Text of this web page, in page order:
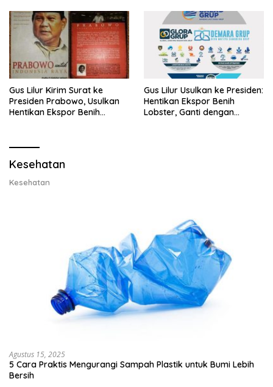
Gus Lilur Kirim Surat ke
Presiden Prabowo, Usulkan
Hentikan Ekspor Benih
Gus Lilur Usulkan ke Presiden:
Hentikan Ekspor Benih
Lobster, Ganti dengan
Kesehatan
Kesehatan
Agustus 15, 2025
5 Cara Praktis Mengurangi Sampah Plastik untuk Bumi Lebih
Bersih